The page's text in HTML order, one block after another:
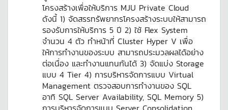
โครงสร้างเพื่อให้บริการ MJU Private Cloud
ดังนี้ 1) จัดสรรทรัพยากรโครงสร้างระบบให้สามารถ
รองรับการให้บริการ 5 ปี 2) ใช้ Flex System
จำนวน 4 ตัว ทำหน้าที่ Cluster Hyper V เพื่อ
ให้การทำงานของระบบ สามารถประมวลผลได้อย่าง
ต่อเนื่อง และทำงานแทนกันได้ 3) จัดแบ่ง Storage
แบบ 4 Tier 4) การบริหารจัดการแบบ Virtual
Management ตรวจสอบการทำงานของ SQL
อาทิ SQL Server Availability, SQL Memory 5)